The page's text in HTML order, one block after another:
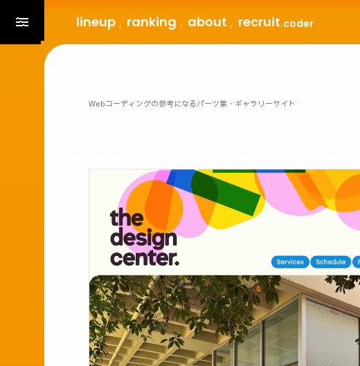
Webコーディングの参考になるパーツ集・ギャラリーサイト
lineup ranking about recruit.coder